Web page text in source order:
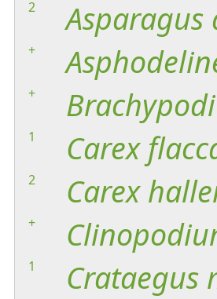
2 Asparagus
+
+
1 Carex
2 Carex
+
1 Crataegus